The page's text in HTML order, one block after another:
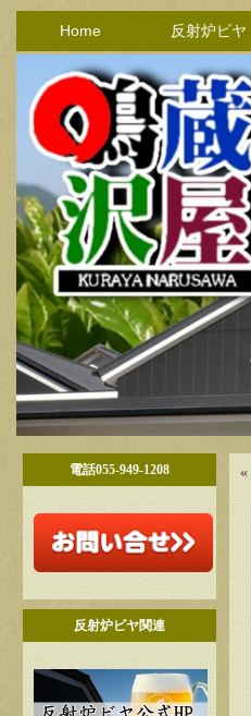
Home 反射炉ビヤ
電話055-949-1208
反射炉ビヤ関連
«